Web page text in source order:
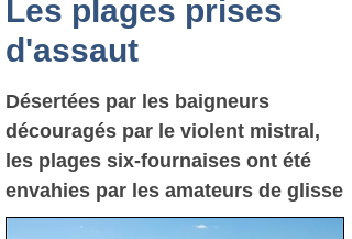
Les plages prises
d'assaut
Désertées par les baigneurs
découragés par le violent mistral,
les plages six-fournaises ont été
envahies par les amateurs de glisse